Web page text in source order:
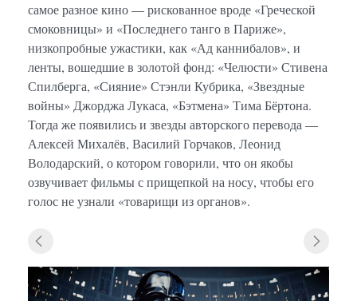
самое разное кино — рискованное вроде «Греческой
смоковницы» и «Последнего танго в Париже»,
низкопробные ужастики, как «Ад каннибалов», и
ленты, вошедшие в золотой фонд: «Челюсти» Стивена
Спилберга, «Сияние» Стэнли Кубрика, «Звездные
войны» Джорджа Лукаса, «Бэтмена» Тима Бёртона.
Тогда же появились и звезды авторского перевода —
Алексей Михалёв, Василий Горчаков, Леонид
Володарский, о котором говорили, что он якобы
озвучивает фильмы с прищепкой на носу, чтобы его
голос не узнали «товарищи из органов».